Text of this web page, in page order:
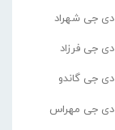
دی جی شهراد
دی جی فرزاد
دی جی گاندو
دی جی مهراس